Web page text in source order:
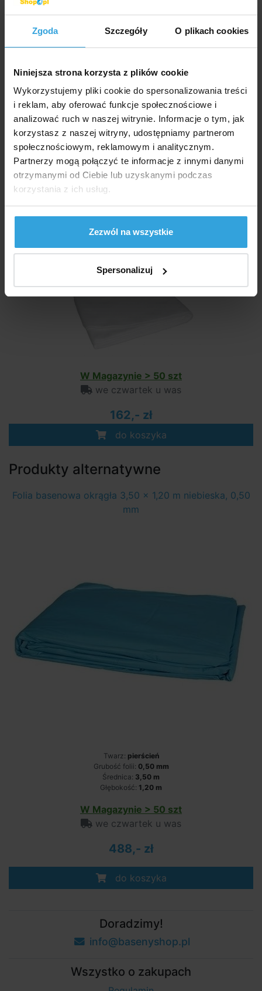
Zgoda Szczegóły O plikach cookies
Niniejsza strona korzysta z plików cookie
Wykorzystujemy pliki cookie do spersonalizowania treści
i reklam, aby oferować funkcje społecznościowe i
analizować ruch w naszej witrynie. Informacje o tym, jak
korzystasz z naszej witryny, udostępniamy partnerom
społecznościowym, reklamowym i analitycznym.
Partnerzy mogą połączyć te informacje z innymi danymi
otrzymanymi od Ciebie lub uzyskanymi podczas
korzystania z ich usług.
Zezwól na wszystkie
Spersonalizuj
Parametry
Twarz: pierścień
Dekor: niebieski
Do basenów: GRE
Grubość folii: 0,30 mm
Średnica: 3,50 m
Głębokość: 1,20 m
Zalecane akcesoria (1)
Pad pod basen o średnicy 3,6m
W Magazynie > 50 szt
we czwartek u was
162,- zł
do koszyka
Produkty alternatywne
Folia basenowa okrągła 3,50 x 1,20 m niebieska, 0,50
mm
Twarz: pierścień
Grubość folii: 0,50 mm
Średnica: 3,50 m
Głębokość: 1,20 m
W Magazynie > 50 szt
we czwartek u was
488,- zł
do koszyka
Doradzimy!
info@basenyshop.pl
Wszystko o zakupach